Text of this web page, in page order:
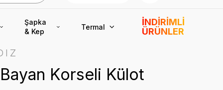
Şapka
& Kep
Termal
İNDİRİMLİ
ÜRÜNLER
Korseli Külot